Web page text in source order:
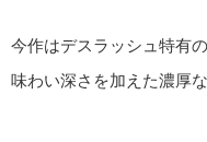
今作はデスラッシュ特有
味わい深さを加えた濃厚